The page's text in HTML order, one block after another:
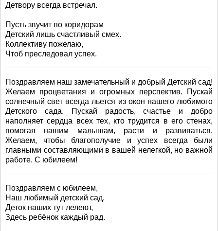
Детвору всегда встречал.
Пусть звучит по коридорам
Детский лишь счастливый смех.
Коллективу пожелаю,
Чтоб преследовал успех.
Поздравляем наш замечательный и добрый Детский сад!
Желаем процветания и огромных перспектив. Пускай
солнечный свет всегда льется из окон нашего любимого
Детского сада. Пускай радость, счастье и добро
наполняет сердца всех тех, кто трудится в его стенах,
помогая нашим малышам, расти и развиваться.
Желаем, чтобы благополучие и успех всегда были
главными составляющими в вашей нелегкой, но важной
работе. С юбилеем!
Поздравляем с юбилеем,
Наш любимый детский сад.
Деток наших тут лелеют,
Здесь ребёнок каждый рад.